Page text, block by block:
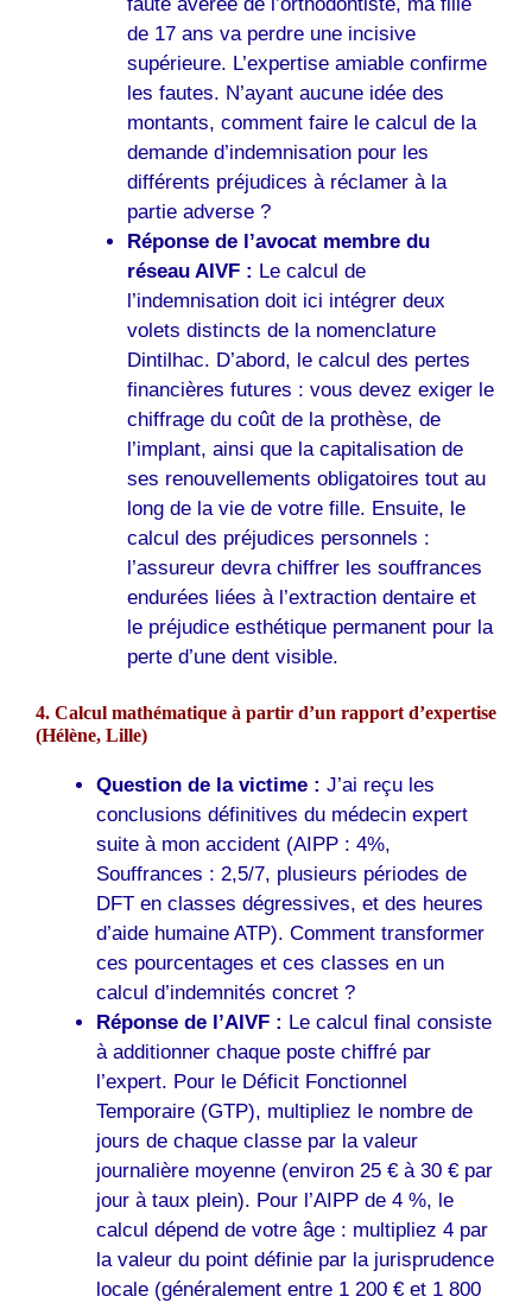
de 17 ans va perdre une incisive
supérieure. L’expertise amiable confirme
les fautes. N’ayant aucune idée des
montants, comment faire le calcul de la
demande d’indemnisation pour les
différents préjudices à réclamer à la
partie adverse ?
Réponse de l’avocat membre du
réseau AIVF : Le calcul de
l’indemnisation doit ici intégrer deux
volets distincts de la nomenclature
Dintilhac. D’abord, le calcul des pertes
financières futures : vous devez exiger le
chiffrage du coût de la prothèse, de
l’implant, ainsi que la capitalisation de
ses renouvellements obligatoires tout au
long de la vie de votre fille. Ensuite, le
calcul des préjudices personnels :
l’assureur devra chiffrer les souffrances
endurées liées à l’extraction dentaire et
le préjudice esthétique permanent pour la
perte d’une dent visible.
4. Calcul mathématique à partir d’un rapport d’expertise
(Hélène, Lille)
Question de la victime : J’ai reçu les
conclusions définitives du médecin expert
suite à mon accident (AIPP : 4%,
Souffrances : 2,5/7, plusieurs périodes de
DFT en classes dégressives, et des heures
d’aide humaine ATP). Comment transformer
ces pourcentages et ces classes en un
calcul d’indemnités concret ?
Réponse de l’AIVF : Le calcul final consiste
à additionner chaque poste chiffré par
l’expert. Pour le Déficit Fonctionnel
Temporaire (GTP), multipliez le nombre de
jours de chaque classe par la valeur
journalière moyenne (environ 25 € à 30 € par
jour à taux plein). Pour l’AIPP de 4 %, le
calcul dépend de votre âge : multipliez 4 par
la valeur du point définie par la jurisprudence
locale (généralement entre 1 200 € et 1 800